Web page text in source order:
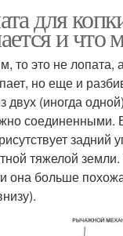
для
и что
то это не лопата,
но еще и
двух (иногда
соединенными.
тяжелой земли.
она больше